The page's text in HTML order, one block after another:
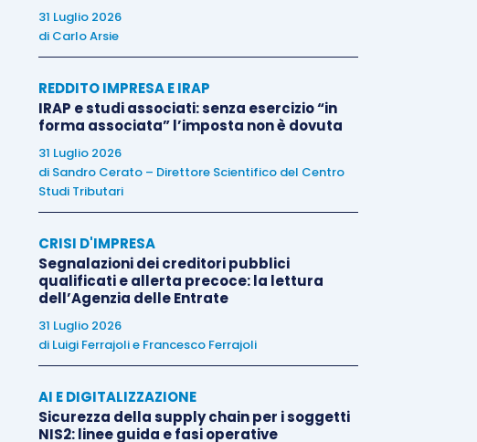
31 Luglio 2026
di Carlo Arsie
REDDITO IMPRESA E IRAP
IRAP e studi associati: senza esercizio “in
forma associata” l’imposta non è dovuta
31 Luglio 2026
di Sandro Cerato – Direttore Scientifico del Centro
Studi Tributari
CRISI D'IMPRESA
Segnalazioni dei creditori pubblici
qualificati e allerta precoce: la lettura
dell’Agenzia delle Entrate
31 Luglio 2026
di Luigi Ferrajolie Francesco Ferrajoli
AI E DIGITALIZZAZIONE
Sicurezza della supply chain per i soggetti
NIS2: linee guida e fasi operative